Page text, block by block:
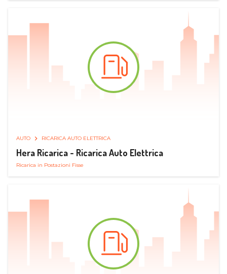
AUTO RICARICA AUTO ELETTRICA
Hera Ricarica - Ricarica Auto Elettrica
Ricarica in Postazioni Fisse